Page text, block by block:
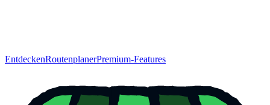
EntdeckenRoutenplanerPremium-Features